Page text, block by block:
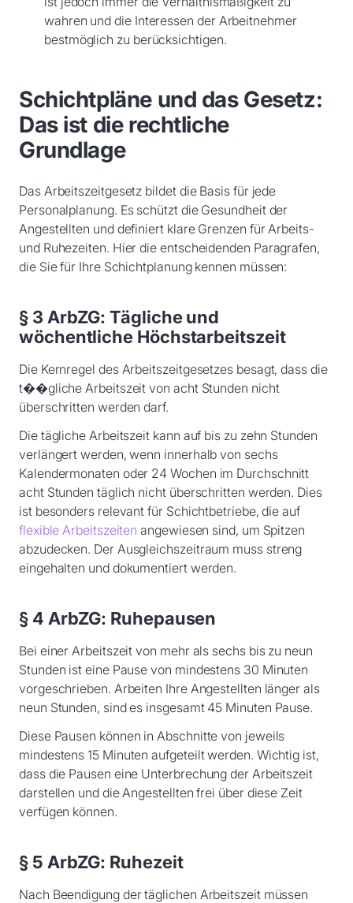
wahren und die Interessen der Arbeitnehmer
bestmöglich zu berücksichtigen.
Schichtpläne und das Gesetz:
Das ist die rechtliche
Grundlage
Das Arbeitszeitgesetz bildet die Basis für jede
Personalplanung. Es schützt die Gesundheit der
Angestellten und definiert klare Grenzen für Arbeits-
und Ruhezeiten. Hier die entscheidenden Paragrafen,
die Sie für Ihre Schichtplanung kennen müssen:
§ 3 ArbZG: Tägliche und
wöchentliche Höchstarbeitszeit
Die Kernregel des Arbeitszeitgesetzes besagt, dass die
t��gliche Arbeitszeit von acht Stunden nicht
überschritten werden darf.
Die tägliche Arbeitszeit kann auf bis zu zehn Stunden
verlängert werden, wenn innerhalb von sechs
Kalendermonaten oder 24 Wochen im Durchschnitt
acht Stunden täglich nicht überschritten werden. Dies
ist besonders relevant für Schichtbetriebe, die auf
flexible Arbeitszeiten angewiesen sind, um Spitzen
abzudecken. Der Ausgleichszeitraum muss streng
eingehalten und dokumentiert werden.
§ 4 ArbZG: Ruhepausen
Bei einer Arbeitszeit von mehr als sechs bis zu neun
Stunden ist eine Pause von mindestens 30 Minuten
vorgeschrieben. Arbeiten Ihre Angestellten länger als
neun Stunden, sind es insgesamt 45 Minuten Pause.
Diese Pausen können in Abschnitte von jeweils
mindestens 15 Minuten aufgeteilt werden. Wichtig ist,
dass die Pausen eine Unterbrechung der Arbeitszeit
darstellen und die Angestellten frei über diese Zeit
verfügen können.
§ 5 ArbZG: Ruhezeit
Nach Beendigung der täglichen Arbeitszeit müssen